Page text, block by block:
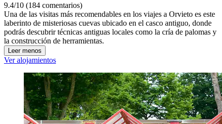
9.4/10 (184 comentarios)
Una de las visitas más recomendables en los viajes a Orvieto es este
laberinto de misteriosas cuevas ubicado en el casco antiguo, donde
podrás descubrir técnicas antiguas locales como la cría de palomas y
la construcción de herramientas.
Leer menos
Ver alojamientos